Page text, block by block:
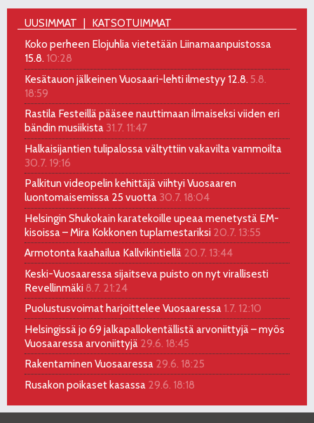
UUSIMMAT
KATSOTUIMMAT
Koko perheen Elojuhlia vietetään Liinamaanpuistossa
15.8. 10:28
Kesätauon jälkeinen Vuosaari-lehti ilmestyy 12.8. 5.8.
18:59
Rastila Festeillä pääsee nauttimaan ilmaiseksi viiden eri
bändin musiikista 31.7. 11:47
Halkaisijantien tulipalossa vältyttiin vakavilta vammoilta
30.7. 19:16
Palkitun videopelin kehittäjä viihtyi Vuosaaren
luontomaisemissa 25 vuotta 30.7. 18:04
Helsingin Shukokain karatekoille upeaa menetystä EM-
kisoissa – Mira Kokkonen tuplamestariksi 20.7. 13:55
Armotonta kaahailua Kallvikintiellä 20.7. 13:44
Keski-Vuosaaressa sijaitseva puisto on nyt virallisesti
Revellinmäki 8.7. 21:24
Puolustusvoimat harjoittelee Vuosaaressa 1.7. 12:10
Helsingissä jo 69 jalkapallokentällistä arvoniittyjä – myös
Vuosaaressa arvoniittyjä 29.6. 18:45
Rakentaminen Vuosaaressa 29.6. 18:25
Rusakon poikaset kasassa 29.6. 18:18